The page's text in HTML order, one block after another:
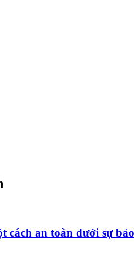
cách an toàn dưới sự